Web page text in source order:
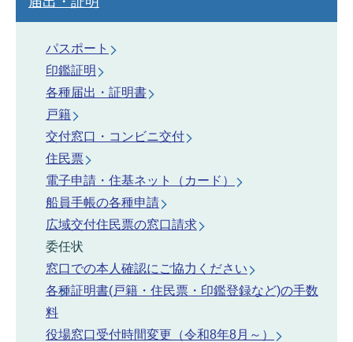
パスポート
印鑑証明
各種届出・証明書
戸籍
交付窓口・コンビニ交付
住民票
電子申請・住基ネット（カード）
船員手帳の各種申請
広域交付住民票の窓口請求
委任状
窓口での本人確認にご協力ください
各種証明書(戸籍・住民票・印鑑登録など)の手数
料
役場窓口受付時間変更（令和8年8月～）